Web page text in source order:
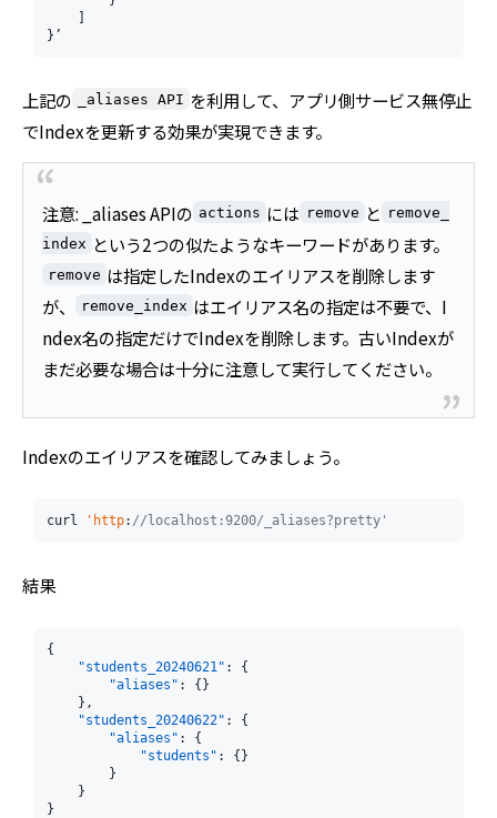
}’
上記の _aliases API を利用して、アプリ側サービス無停止
でIndexを更新する効果が実現できます。
注意: _aliases APIの actions には remove と remove_
index という2つの似たようなキーワードがあります。
remove は指定したIndexのエイリアスを削除します
が、
remove_index はエイリアス名の指定は不要で、I
ndex名の指定だけでIndexを削除します。古いIndexが
まだ必要な場合は十分に注意して実行してください。
Indexのエイリアスを確認してみましょう。
curl 'http: //localhost:9200/_aliases?pretty'
結果
{
"students_20240621" :
{
"aliases" : {}
} ,
"students_20240622" :
{
"aliases" :
{
"students" : {}
}
}
}